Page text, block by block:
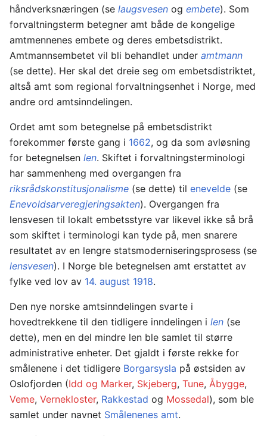
håndverksnæringen (se laugsvesen og embete). Som
forvaltningsterm betegner amt både de kongelige
amtmennenes embete og deres embetsdistrikt.
Amtmannsembetet vil bli behandlet under amtmann
(se dette). Her skal det dreie seg om embetsdistriktet,
altså amt som regional forvaltningsenhet i Norge, med
andre ord amtsinndelingen.
Ordet amt som betegnelse på embetsdistrikt
forekommer første gang i 1662, og da som avløsning
for betegnelsen len. Skiftet i forvaltningsterminologi
har sammenheng med overgangen fra
riksrådskonstitusjonalisme (se dette) til enevelde (se
Enevoldsarveregjeringsakten). Overgangen fra
lensvesen til lokalt embetsstyre var likevel ikke så brå
som skiftet i terminologi kan tyde på, men snarere
resultatet av en lengre statsmoderniseringsprosess (se
lensvesen). I Norge ble betegnelsen amt erstattet av
fylke ved lov av 14. august 1918.
Den nye norske amtsinndelingen svarte i
hovedtrekkene til den tidligere inndelingen i len (se
dette), men en del mindre len ble samlet til større
administrative enheter. Det gjaldt i første rekke for
smålenene i det tidligere Borgarsysla på østsiden av
Oslofjorden (Idd og Marker, Skjeberg, Tune, Åbygge,
Veme, Vernekloster, Rakkestad og Mosse­­dal), som ble
samlet under navnet Smålenenes amt.